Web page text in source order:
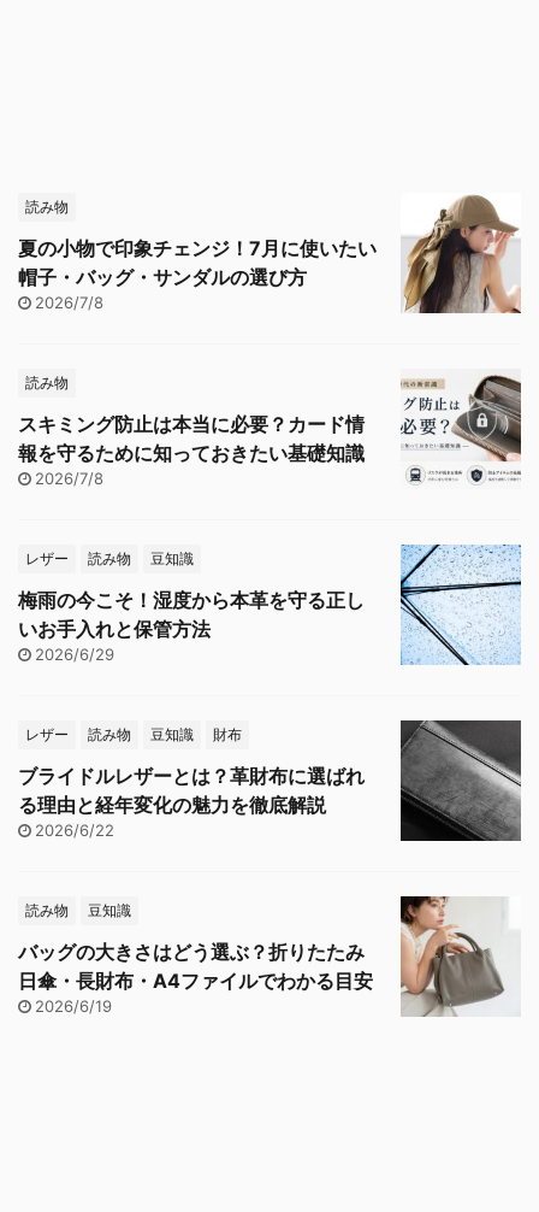
読み物
夏の小物で印象チェンジ！7月に使いたい
帽子・バッグ・サンダルの選び方
2026/7/8
読み物
スキミング防止は本当に必要？カード情
報を守るために知っておきたい基礎知識
2026/7/8
レザー 読み物 豆知識
梅雨の今こそ！湿度から本革を守る正し
いお手入れと保管方法
2026/6/29
レザー 読み物 豆知識 財布
ブライドルレザーとは？革財布に選ばれ
る理由と経年変化の魅力を徹底解説
2026/6/22
読み物 豆知識
バッグの大きさはどう選ぶ？折りたたみ
日傘・長財布・A4ファイルでわかる目安
2026/6/19